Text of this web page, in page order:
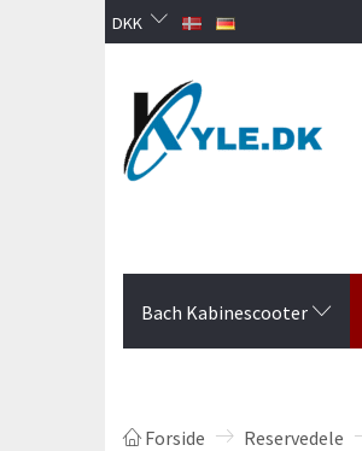
DKK
Bach Kabinescooter
Forside Reservedele